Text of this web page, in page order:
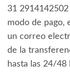
31
modo de pago,
un correo
de la
hasta las 24/